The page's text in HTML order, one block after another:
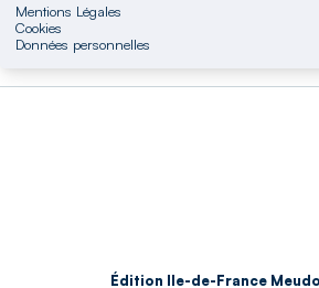
Mentions Légales
Cookies
Données personnelles
Édition Ile-de-France